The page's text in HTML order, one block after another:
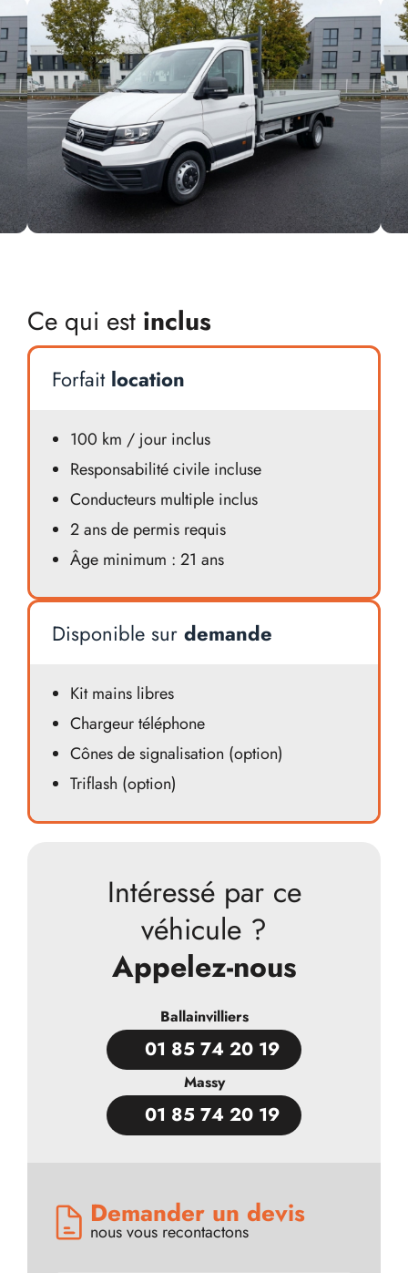
Ce qui est inclus
Forfait location
100 km / jour inclus
Responsabilité civile incluse
Conducteurs multiple inclus
2 ans de permis requis
Âge minimum : 21 ans
Disponible sur demande
Kit mains libres
Chargeur téléphone
Cônes de signalisation (option)
Triflash (option)
Intéressé par ce
véhicule ?
Appelez-nous
Ballainvilliers
01 85 74 20 19
Massy
01 85 74 20 19
Demander un devis
nous vous recontactons